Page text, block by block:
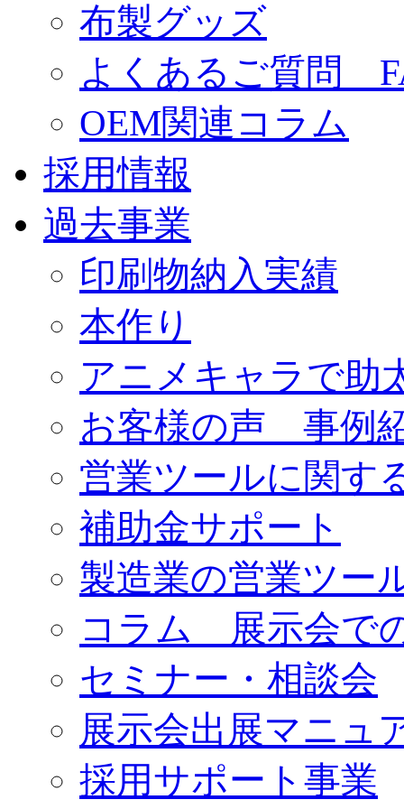
布製グッズ
よくあるご質問
OEM関連コラム
採用情報
過去事業
印刷物納入実績
本作り
アニメキャラで助
お客様の声 事例
営業ツールに関す
補助金サポート
製造業の営業ツー
コラム 展示会で
セミナー・相談会
展示会出展マニュ
採用サポート事業